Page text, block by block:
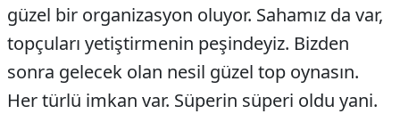
güzel bir organizasyon oluyor. Sahamız da var,
topçuları yetiştirmenin peşindeyiz. Bizden
sonra gelecek olan nesil güzel top oynasın.
Her türlü imkan var. Süperin süperi oldu yani.